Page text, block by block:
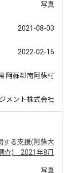
写真
2021-08-03
2022-02-16
阿蘇郡南阿蘇村
メント株式会社
する支援(阿蘇大
査) 2021年8月
写真